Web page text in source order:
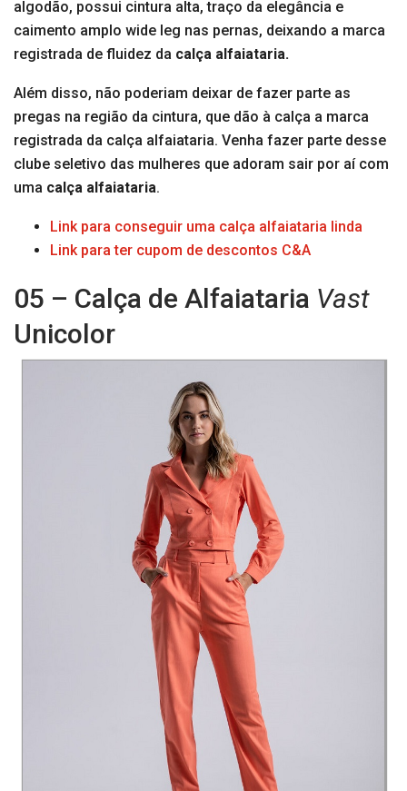
algodão, possui cintura alta, traço da elegância e
caimento amplo wide leg nas pernas, deixando a marca
registrada de fluidez da calça alfaiataria.
Além disso, não poderiam deixar de fazer parte as
pregas na região da cintura, que dão à calça a marca
registrada da calça alfaiataria. Venha fazer parte desse
clube seletivo das mulheres que adoram sair por aí com
uma calça alfaiataria.
Link para conseguir uma calça alfaiataria linda
Link para ter cupom de descontos C&A
05 – Calça de Alfaiataria Vast
Unicolor